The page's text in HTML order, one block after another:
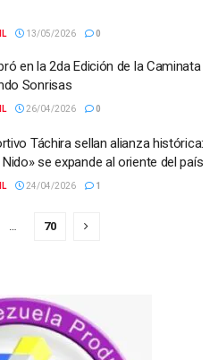
13/05/2026 0
en la 2da Edición de la Caminata
Sonrisas
26/04/2026 0
Táchira sellan alianza histórica:
se expande al oriente del país
24/04/2026 1
70